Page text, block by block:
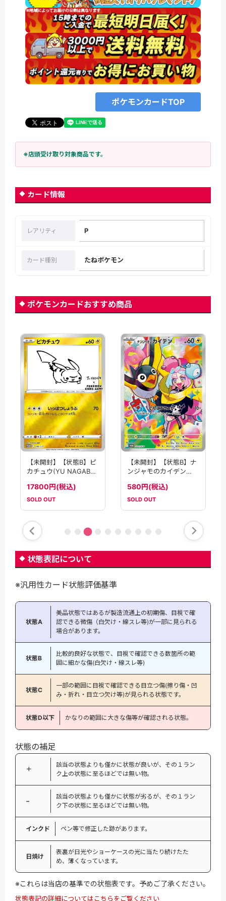
ポケモンカードTOP
※店頭受け取り対象商品です。
カード情報
レアリティ P
カード種別 たねポケモン
ポケモンカードおすすめ商品
【未開封】【状態B】ピ
カチュウ(YU NAGABA)
17800円(税込)
SOLD OUT
【未開封】【状態B】ナ
ンジャモのカイデン
【PROMO】
580円(税込)
SOLD OUT
状態表記について
※汎用性カード状態評価基準
状態A
美品状態ではあるが製造流通上の初期傷、目視で確
認できる微傷（白欠け・線スレ等)が一部に見られる
場合があります。
状態B
比較的良好な状態で、目視で確認できる数箇所の範
囲に細かな傷(白欠け・線スレ等)
状態C
一部の範囲に目視で確認できる目立つ傷(擦り傷・凹
み・折れ・目立つ欠け等)が見られる状態です。
状態D以下 かなりの範囲に大きな傷等が確認される状態。
状態の補足
＋
該当の状態よりも僅かに状態が良いが、その１ラン
ク上の状態に至るほどでは無い物。
−
該当の状態よりも僅かに状態が劣るが、その１ラン
ク下の状態に至るほどでは無い物。
インクド ペン等で修正した跡があります。
日焼け
表裏が日光やショーケースの光に当たり続けたた
め、薄くなっています。
※これらは当店の基準での状態表です。予めご了承ください。
状態表記の詳細についてはこちらをご覧ください